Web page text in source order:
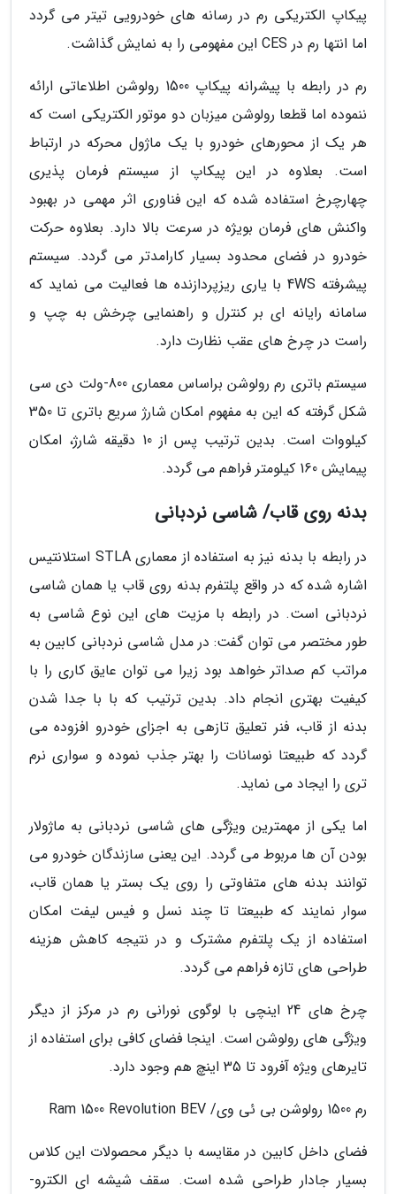
پیکاپ الکتریکی رم در رسانه های خودرویی تیتر می گردد
اما انتها رم در CES این مفهومی را به نمایش گذاشت.
رم در رابطه با پیشرانه پیکاپ 1500 رولوشن اطلاعاتی ارائه
ننموده اما قطعا رولوشن میزبان دو موتور الکتریکی است که
هر یک از محورهای خودرو با یک ماژول محرکه در ارتباط
است. بعلاوه در این پیکاپ از سیستم فرمان پذیری
چهارچرخ استفاده شده که این فناوری اثر مهمی در بهبود
واکنش های فرمان بویژه در سرعت بالا دارد. بعلاوه حرکت
خودرو در فضای محدود بسیار کارامدتر می گردد. سیستم
پیشرفته 4WS با یاری ریزپردازنده ها فعالیت می نماید که
سامانه رایانه ای بر کنترل و راهنمایی چرخش به چپ و
راست در چرخ های عقب نظارت دارد.
سیستم باتری رم رولوشن براساس معماری 800-ولت دی سی
شکل گرفته که این به مفهوم امکان شارژ سریع باتری تا 350
کیلووات است. بدین ترتیب پس از 10 دقیقه شارژ، امکان
پیمایش 160 کیلومتر فراهم می گردد.
بدنه روی قاب/ شاسی نردبانی
در رابطه با بدنه نیز به استفاده از معماری STLA استلانتیس
اشاره شده که در واقع پلتفرم بدنه روی قاب یا همان شاسی
نردبانی است. در رابطه با مزیت های این نوع شاسی به
طور مختصر می توان گفت: در مدل شاسی نردبانی کابین به
مراتب کم صداتر خواهد بود زیرا می توان عایق کاری را با
کیفیت بهتری انجام داد. بدین ترتیب که با با جدا شدن
بدنه از قاب، فنر تعلیق تازهی به اجزای خودرو افزوده می
گردد که طبیعتا نوسانات را بهتر جذب نموده و سواری نرم
تری را ایجاد می نماید.
اما یکی از مهمترین ویژگی های شاسی نردبانی به ماژولار
بودن آن ها مربوط می گردد. این یعنی سازندگان خودرو می
توانند بدنه های متفاوتی را روی یک بستر یا همان قاب،
سوار نمایند که طبیعتا تا چند نسل و فیس لیفت امکان
استفاده از یک پلتفرم مشترک و در نتیجه کاهش هزینه
طراحی های تازه فراهم می گردد.
چرخ های 24 اینچی با لوگوی نورانی رم در مرکز از دیگر
ویژگی های رولوشن است. اینجا فضای کافی برای استفاده از
تایرهای ویژه آفرود تا 35 اینچ هم وجود دارد.
رم 1500 رولوشن بی ئی وی/ Ram 1500 Revolution BEV
فضای داخل کابین در مقایسه با دیگر محصولات این کلاس
بسیار جادار طراحی شده است. سقف شیشه ای الکترو-